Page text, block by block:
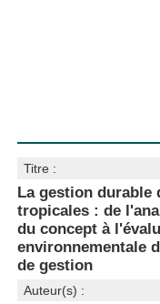
Titre :
La gestion durable
tropicales : de
du concept à
environnementale
de gestion
Auteur(s) :